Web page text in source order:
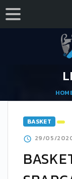
BASKET
29/05/